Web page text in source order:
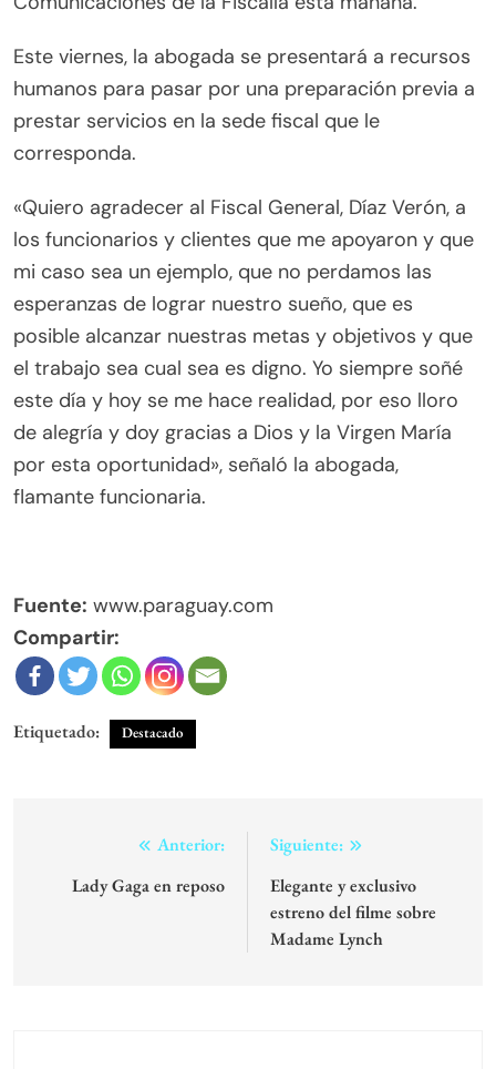
Este viernes, la abogada se presentará a recursos
humanos para pasar por una preparación previa a
prestar servicios en la sede fiscal que le
corresponda.
«Quiero agradecer al Fiscal General, Díaz Verón, a
los funcionarios y clientes que me apoyaron y que
mi caso sea un ejemplo, que no perdamos las
esperanzas de lograr nuestro sueño, que es
posible alcanzar nuestras metas y objetivos y que
el trabajo sea cual sea es digno. Yo siempre soñé
este día y hoy se me hace realidad, por eso lloro
de alegría y doy gracias a Dios y la Virgen María
por esta oportunidad», señaló la abogada,
flamante funcionaria.
Fuente: www.paraguay.com
Compartir:
Etiquetado: Destacado
NavegaciónAnterior:
Lady Gaga en reposo
Siguiente:
Elegante y exclusivo
estreno del filme sobre
Madame Lynch